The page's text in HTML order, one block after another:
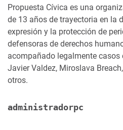
Propuesta Cívica es una
de 13 años de trayectoria en la
expresión y la protección de
defensoras de derechos
acompañado legalmente
Javier Valdez, Miroslava
otros.
administradorpc